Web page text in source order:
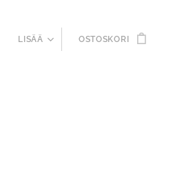
LISÄÄ OSTOSKORI